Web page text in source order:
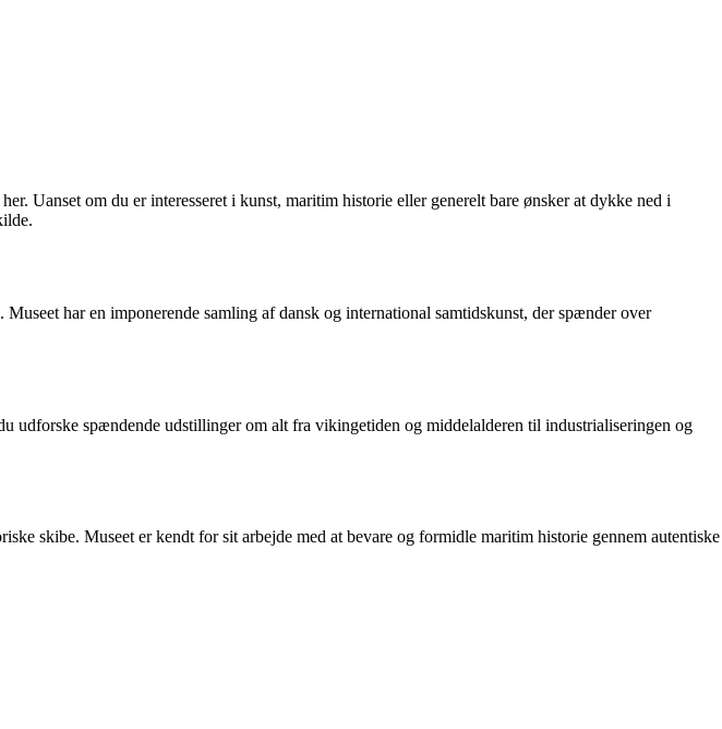
Uanset om du er interesseret i kunst, maritim historie eller generelt bare ønsker at dykke ned i
har en imponerende samling af dansk og international samtidskunst, der spænder over
udforske spændende udstillinger om alt fra vikingetiden og middelalderen til industrialiseringen og
skibe. Museet er kendt for sit arbejde med at bevare og formidle maritim historie gennem autentiske